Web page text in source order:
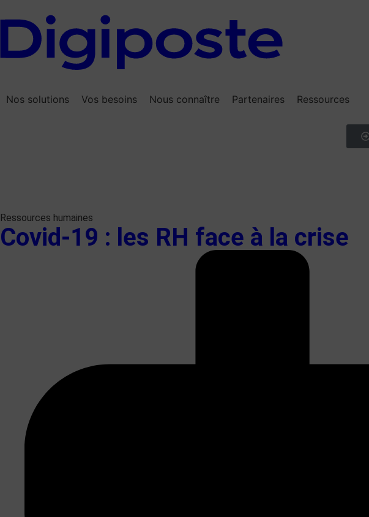
Nos solutions Vos besoins Nous connaître Partenaires Ressources
Ressources humaines
Covid-19 : les RH face à la crise